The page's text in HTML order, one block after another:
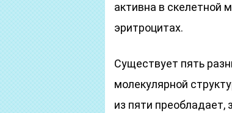
активна в скелетной
эритроцитах.
Существует пять
молекулярной
из пяти преобладает,